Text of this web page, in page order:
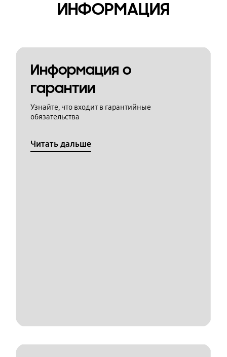
ИНФОРМАЦИЯ
Информация о
гарантии
Узнайте, что входит в гарантийные
обязательства
Читать дальше